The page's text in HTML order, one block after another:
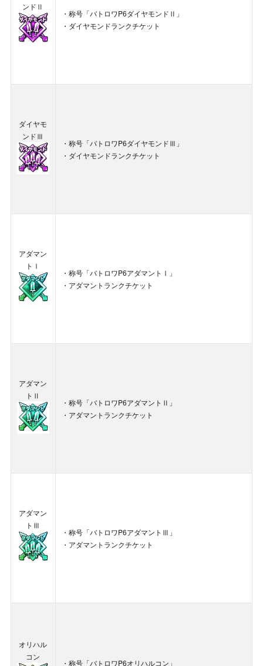
ンドⅡ
・称号「バトロワP6ダイヤモンドⅡ」
・ダイヤモンドランクチケット
ダイヤモ
ンドⅢ
・称号「バトロワP6ダイヤモンドⅢ」
・ダイヤモンドランクチケット
アダマン
トⅠ
・称号「バトロワP6アダマントⅠ」
・アダマントランクチケット
アダマン
トⅡ
・称号「バトロワP6アダマントⅡ」
・アダマントランクチケット
アダマン
トⅢ
・称号「バトロワP6アダマントⅢ」
・アダマントランクチケット
オリハル
コン
・称号「バトロワP6オリハルコン」